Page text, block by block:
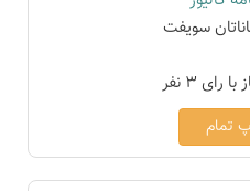
سویفت
تمام